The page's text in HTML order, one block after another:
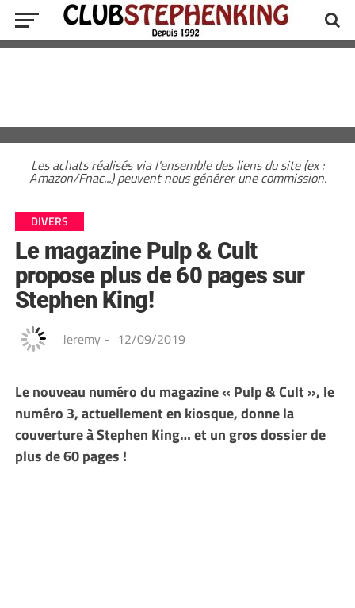
Les achats réalisés via l'ensemble des liens du site (ex :
Amazon/Fnac...) peuvent nous générer une commission.
DIVERS
Le magazine Pulp & Cult
propose plus de 60 pages sur
Stephen King!
Jeremy - 12/09/2019
Le nouveau numéro du magazine « Pulp & Cult », le
numéro 3, actuellement en kiosque, donne la
couverture à Stephen King… et un gros dossier de
plus de 60 pages !